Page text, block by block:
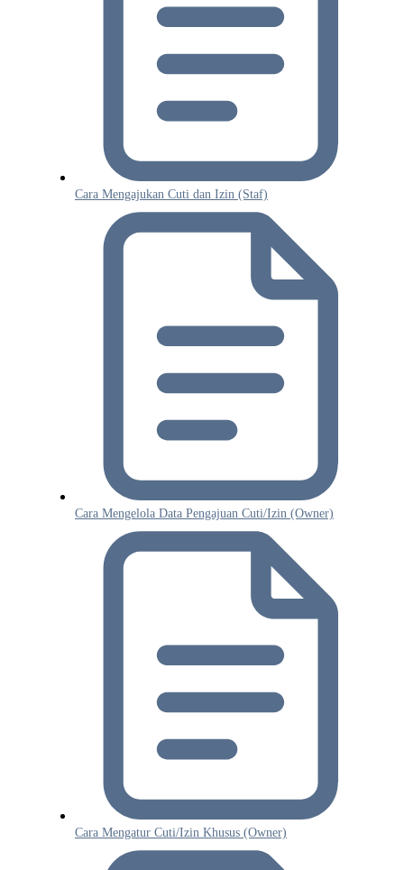
Cara Mengajukan Cuti dan Izin (Staf)
Cara Mengelola Data Pengajuan Cuti/Izin (Owner)
Cara Mengatur Cuti/Izin Khusus (Owner)